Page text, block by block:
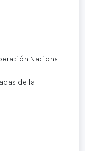
Nacional
de la